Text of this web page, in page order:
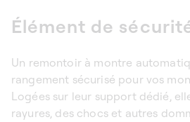
Élément de
Un remontoir à montre
rangement sécurisé pour vos
Logées sur leur support dédié,
rayures, des chocs et autres